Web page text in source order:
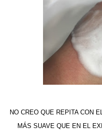
NO CREO QUE REPITA CON
MÁS SUAVE QUE EN EL